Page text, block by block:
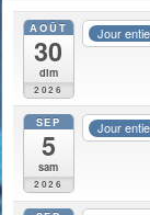
AOÛT
30
dim
2026
Jour
SEP
5
sam
2026
Jour